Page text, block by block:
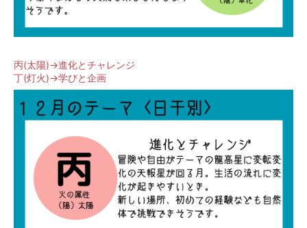
丙(太陽)→進化とチャレンジ
丁(灯火)→学びと企画